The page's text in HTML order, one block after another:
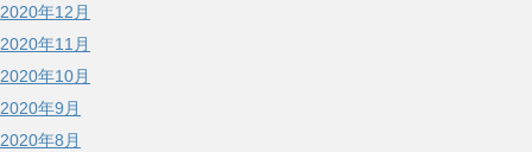
2020年12月
2020年11月
2020年10月
2020年9月
2020年8月